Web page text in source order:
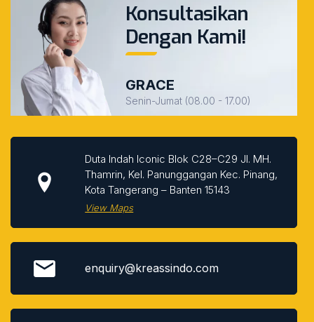
Konsultasikan
Dengan Kami!
GRACE
Senin-Jumat (08.00 - 17.00)
Duta Indah Iconic Blok C28–C29 Jl. MH.
Thamrin, Kel. Panunggangan Kec. Pinang,
Kota Tangerang – Banten 15143
View Maps
enquiry@kreassindo.com